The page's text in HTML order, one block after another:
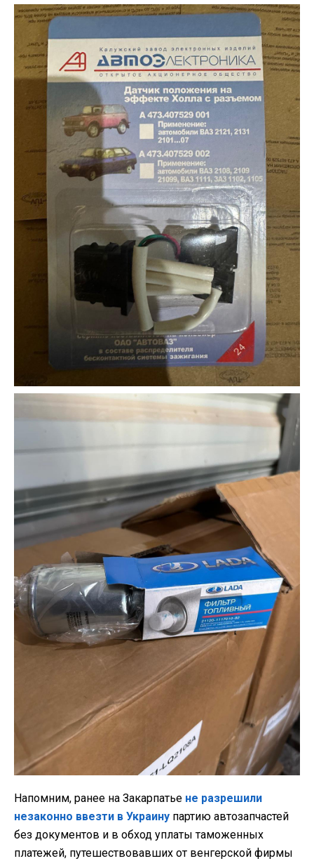
Напомним, ранее на Закарпатье не разрешили
незаконно ввезти в Украину партию автозапчастей
без документов и в обход уплаты таможенных
платежей, путешествовавших от венгерской фирмы